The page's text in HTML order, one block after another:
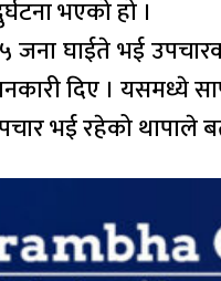
भएको हो ।
घाईते भई
दिए ।
भई रहेको थापाले